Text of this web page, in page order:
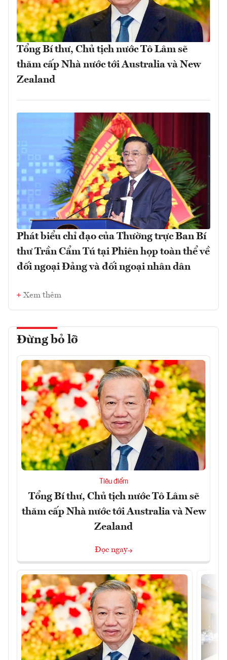
Tổng Bí thư, Chủ tịch nước Tô Lâm sẽ
thăm cấp Nhà nước tới Australia và New
Zealand
Phát biểu chỉ đạo của Thường trực Ban Bí
thư Trần Cẩm Tú tại Phiên họp toàn thể về
đối ngoại Đảng và đối ngoại nhân dân
Xem thêm
Đừng bỏ lỡ
Tiêu điểm
Tổng Bí thư, Chủ tịch nước Tô Lâm sẽ
thăm cấp Nhà nước tới Australia và New
Zealand
Đọc ngay